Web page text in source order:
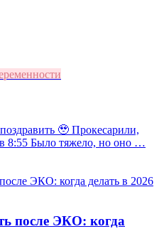
🥹 Прокесарили,
в 8:55 Было тяжело, но оно …
после ЭКО: когда